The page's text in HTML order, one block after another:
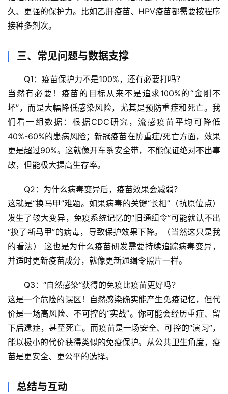
宇
宙
天
科
学
科
技
前
心
理
驿
站
辟
真
久、更强的保护力。比如乙肝疫苗、HPV疫苗都需要按程序
接种多剂次。
三、常见问题与数据支撑
Q1：疫苗保护力不是100%，还有必要打吗？
当然有必要！疫苗的目标从来不是追求100%的“金刚不
坏”，而是大幅降低感染风险，尤其是预防重症和死亡。我
们看一组数据：根据CDC研究，流感疫苗平均可降低
40%-60%的患病风险；新冠疫苗在防重症/死亡方面，效果
更是超过90%。这就像开车系安全带，不能保证绝对不出事
故，但能极大提高生存率。
Q2：为什么病毒变异后，疫苗效果会减弱？
这就是“换马甲”难题。如果病毒的关键“长相”（抗原位点）
发生了较大变异，免疫系统记忆的“旧通缉令”可能就认不出
“换了新马甲”的病毒，导致保护效果下降。
（当然这只是我
的看法）
这也是为什么疫苗研发需要持续追踪病毒变异，
并适时更新疫苗成分，就像更新通缉令照片一样。
Q3：“自然感染”获得的免疫比疫苗更好吗？
这是一个危险的误区！自然感染确实能产生免疫记忆，但代
价是一场高风险、不可控的“实战”。你可能会经历重症、留
下后遗症，甚至死亡。而疫苗是一场安全、可控的“演习”，
能以极小的代价获得类似的免疫保护。从公共卫生角度，疫
苗是更安全、更公平的选择。
总结与互动